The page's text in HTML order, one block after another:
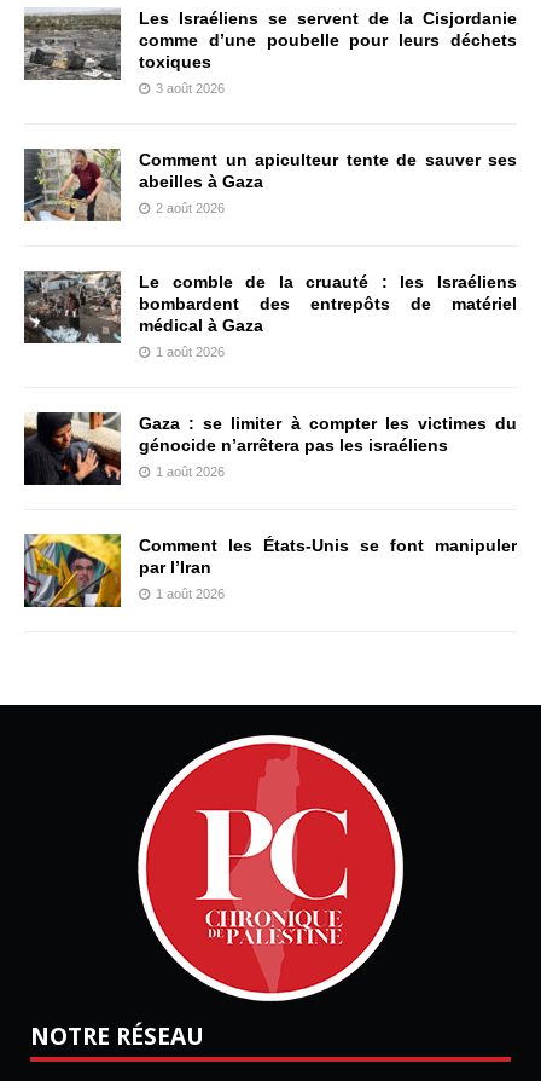
Les Israéliens se servent de la Cisjordanie
comme d’une poubelle pour leurs déchets
toxiques
3 août 2026
Comment un apiculteur tente de sauver ses
abeilles à Gaza
2 août 2026
Le comble de la cruauté : les Israéliens
bombardent des entrepôts de matériel
médical à Gaza
1 août 2026
Gaza : se limiter à compter les victimes du
génocide n’arrêtera pas les israéliens
1 août 2026
Comment les États-Unis se font manipuler
par l’Iran
1 août 2026
NOTRE RÉSEAU